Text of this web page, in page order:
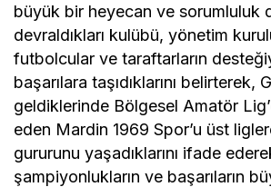
büyük bir heyecan ve sorumluluk
devraldıkları kulübü, yönetim
futbolcular ve taraftarların
başarılara taşıdıklarını belirterek,
geldiklerinde Bölgesel Amatör
eden Mardin 1969 Spor’u üst
gururunu yaşadıklarını ifade
şampiyonlukların ve başarıların